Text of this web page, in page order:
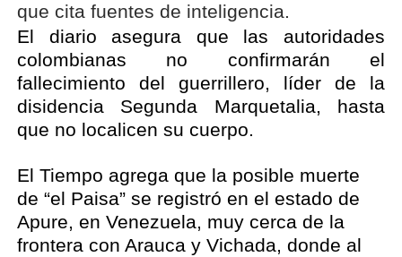
que cita fuentes de inteligencia.
El diario asegura que las autoridades
colombianas no confirmarán el
fallecimiento del guerrillero, líder de la
disidencia Segunda Marquetalia, hasta
que no localicen su cuerpo.
El Tiempo agrega que la posible muerte
de “el Paisa” se registró en el estado de
Apure, en Venezuela, muy cerca de la
frontera con Arauca y Vichada, donde al